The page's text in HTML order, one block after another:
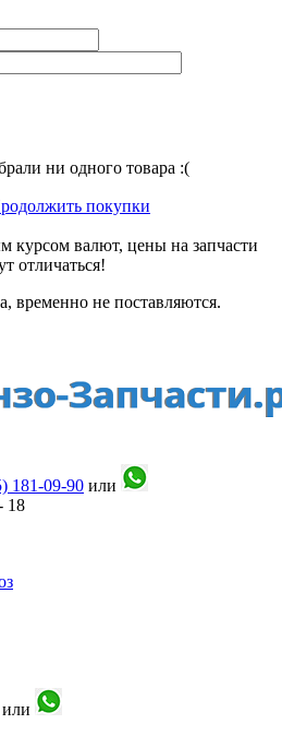
ни одного товара :(
покупки
курсом валют, цены на запчасти
отличаться!
временно не поставляются.
181-09-90 или
18
или